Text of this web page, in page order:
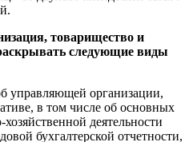
товарищество и
следующие виды
управляющей организации,
в том числе об основных
деятельности
бухгалтерской отчетности,